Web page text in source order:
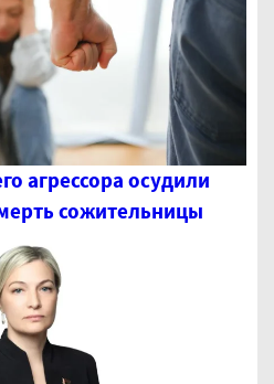
агрессора осудили
сожительницы